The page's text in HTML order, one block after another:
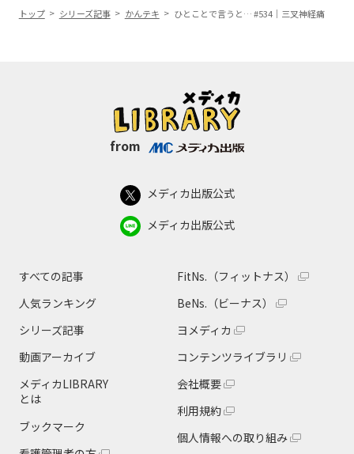
トップ シリーズ記事 かんテキ ひとことで言うと… #534｜三叉神経痛
from
メディカ出版公式
メディカ出版公式
すべての記事
人気ランキング
シリーズ記事
動画アーカイブ
メディカLIBRARY
とは
ブックマーク
FitNs.（フィットナス）
BeNs.（ビーナス）
ヨメディカ
コンテンツライブラリ
会社概要
利用規約
個人情報への取り組み